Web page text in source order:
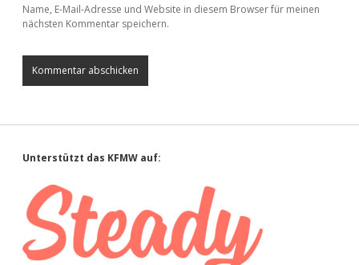
Name, E-Mail-Adresse und Website in diesem Browser für meinen
nächsten Kommentar speichern.
Sidebar
Unterstützt das KFMW auf: